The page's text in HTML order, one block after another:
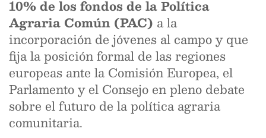
10% de los fondos de la Política
Agraria Común (PAC) a la
incorporación de jóvenes al campo y que
fija la posición formal de las regiones
europeas ante la Comisión Europea, el
Parlamento y el Consejo en pleno debate
sobre el futuro de la política agraria
comunitaria.